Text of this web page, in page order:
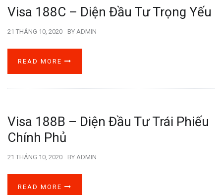
Visa 188C – Diện Đầu Tư Trọng Yếu
21 THÁNG 10, 2020 BY ADMIN
READ MORE
Visa 188B – Diện Đầu Tư Trái Phiếu
Chính Phủ
21 THÁNG 10, 2020 BY ADMIN
READ MORE